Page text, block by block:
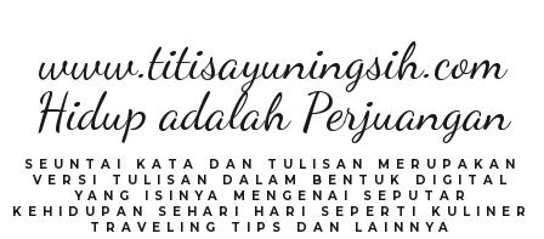
www.titisayuningsih.com
Hidup adalah Perjuangan
SEUNTAI KATA DAN TULISAN MERUPAKAN
VERSI TULISAN DALAM BENTUK DIGITAL
YANG ISINYA MENGENAI SEPUTAR
KEHIDUPAN SEHARI HARI SEPERTI KULINER
TRAVELING TIPS DAN LAINNYA